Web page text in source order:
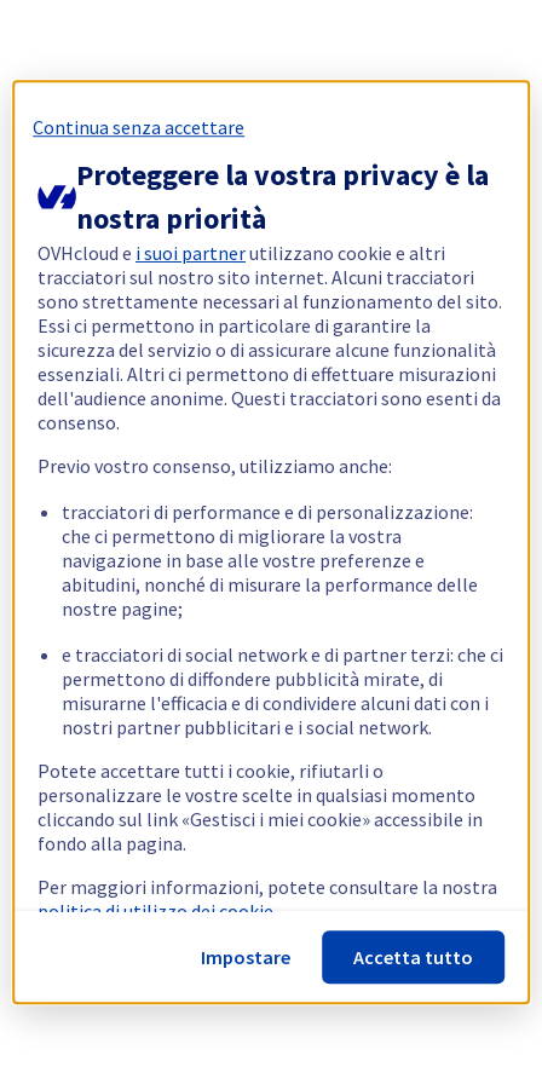
Continua senza accettare
Proteggere la vostra privacy è la
nostra priorità
OVHcloud e i suoi partnerutilizzano cookie e altri
tracciatori sul nostro sito internet. Alcuni tracciatori
sono strettamente necessari al funzionamento del sito.
Essi ci permettono in particolare di garantire la
sicurezza del servizio o di assicurare alcune funzionalità
essenziali. Altri ci permettono di effettuare misurazioni
dell'audience anonime. Questi tracciatori sono esenti da
consenso.
Previo vostro consenso, utilizziamo anche:
tracciatori di performance e di personalizzazione:
che ci permettono di migliorare la vostra
navigazione in base alle vostre preferenze e
abitudini, nonché di misurare la performance delle
nostre pagine;
e tracciatori di social network e di partner terzi: che ci
permettono di diffondere pubblicità mirate, di
misurarne l'efficacia e di condividere alcuni dati con i
nostri partner pubblicitari e i social network.
Potete accettare tutti i cookie, rifiutarli o
personalizzare le vostre scelte in qualsiasi momento
cliccando sul link «Gestisci i miei cookie» accessibile in
fondo alla pagina.
Per maggiori informazioni, potete consultare la nostra
politica di utilizzo dei cookie.
Impostare
Accetta tutto